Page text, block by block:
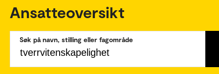
Ansatteoversikt
Søk på navn, stilling eller fagområde